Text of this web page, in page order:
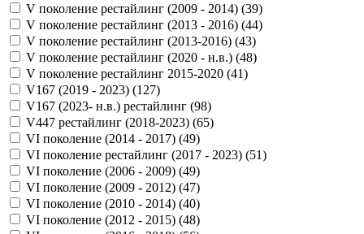
V поколение рестайлинг (2009 - 2014) (39)
V поколение рестайлинг (2013 - 2016) (44)
V поколение рестайлинг (2013-2016) (43)
V поколение рестайлинг (2020 - н.в.) (48)
V поколение рестайлинг 2015-2020 (41)
V167 (2019 - 2023) (127)
V167 (2023- н.в.) рестайлинг (98)
V447 рестайлинг (2018-2023) (65)
VI поколение (2014 - 2017) (49)
VI поколение рестайлинг (2017 - 2023) (51)
VI поколение (2006 - 2009) (49)
VI поколение (2009 - 2012) (47)
VI поколение (2010 - 2014) (40)
VI поколение (2012 - 2015) (48)